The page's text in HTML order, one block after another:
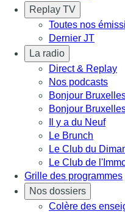
Replay TV
Toutes nos
Dernier JT
La radio
Direct & Replay
Nos podcasts
Bonjour
Bonjour
Il y a du Neuf
Le Brunch
Le Club du
Le Club de
Grille des programmes
Nos dossiers
Colère des